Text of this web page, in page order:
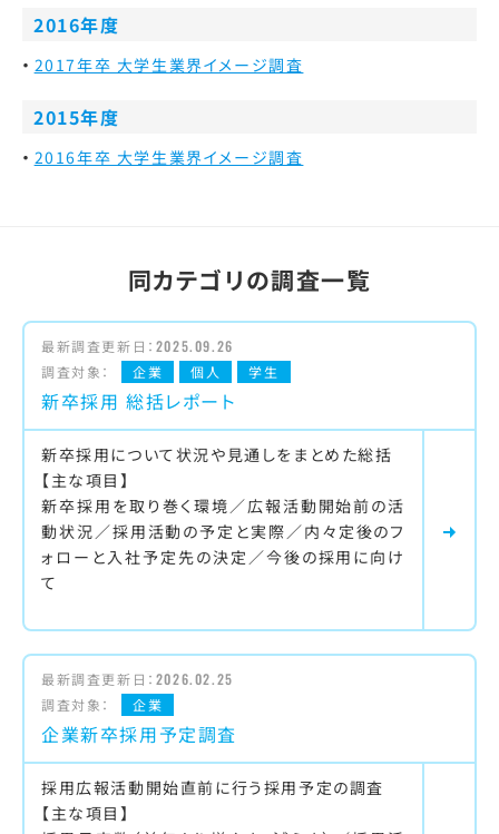
2016年度
2017年卒 大学生業界イメージ調査
2015年度
2016年卒 大学生業界イメージ調査
同カテゴリの調査一覧
最新調査更新日： 2025.09.26
調査対象：
企業 個人 学生
新卒採用 総括レポート
新卒採用について状況や見通しをまとめた総括
【主な項目】
新卒採用を取り巻く環境／広報活動開始前の活
動状況／採用活動の予定と実際／内々定後のフ
ォローと入社予定先の決定／今後の採用に向け
て
最新調査更新日： 2026.02.25
調査対象：
企業
企業新卒採用予定調査
採用広報活動開始直前に行う採用予定の調査
【主な項目】